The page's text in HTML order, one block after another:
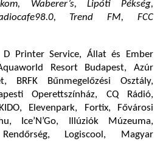
Waberer’s, Lipóti Pékség,
Trend FM, FCC
D Printer Service, Állat és Ember
Resort Budapest, Azúr
BRFK Bűnmegelőzési Osztály,
Operettszínház, CQ Rádió,
Elevenpark, Fortix, Fővárosi
Ice’N’Go, Illúziók Múzeuma,
Logiscool, Magyar